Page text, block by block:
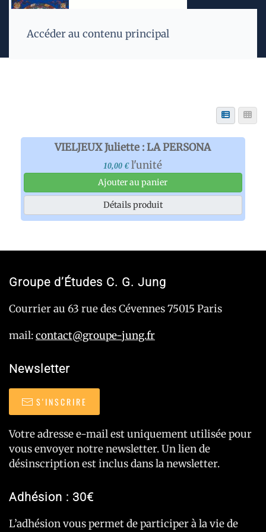
Accéder au contenu principal
VIELJEUX Juliette : LA PERSONA
10,00 € l'unité
Ajouter au panier
Détails produit
Groupe d’Études C. G. Jung
Courrier au 63 rue des Cévennes 75015 Paris
mail:contact@groupe-jung.fr
Newsletter
S'INSCRIRE
Votre adresse e-mail est uniquement utilisée pour
vous envoyer notre newsletter. Un lien de
désinscription est inclus dans la newsletter.
Adhésion : 30€
L’adhésion vous permet de participer à la vie de